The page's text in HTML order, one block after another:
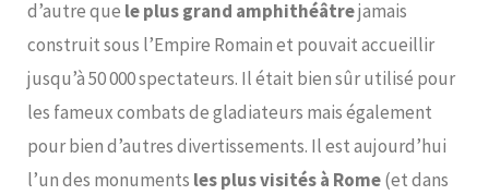
d’autre que le plus grand amphithéâtrejamais
construit sous l’Empire Romain et pouvait accueillir
jusqu’à 50 000 spectateurs. Il était bien sûr utilisé pour
les fameux combats de gladiateurs mais également
pour bien d’autres divertissements. Il est aujourd’hui
l’un des monuments les plus visités à Rome(et dans